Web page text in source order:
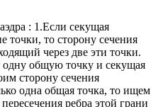
: 1.Если секущая
точки, то сторону сечения
через две эти точки.
общую точку и секущая
сторону сечения
одна общая точка, то ищем
ребра этой грани